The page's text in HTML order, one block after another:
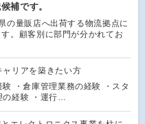
補です。
の量販店へ出荷する物流拠点に
。顧客別に部門が分かれてお
ャリアを築きたい方
験 ・倉庫管理業務の経験 ・スタ
の経験 ・運行…